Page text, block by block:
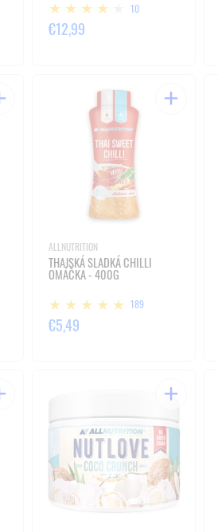
10
€12,99
ALLNUTRITION
THAJSKÁ SLADKÁ CHILLI
OMÁČKA - 400G
189
€5,49